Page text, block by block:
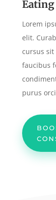
Eating
Lorem
elit.
cursus sit
faucibus
purus